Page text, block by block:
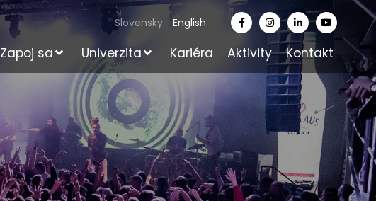
Slovensky English
Zapoj sa Univerzita Kariéra Aktivity Kontakt